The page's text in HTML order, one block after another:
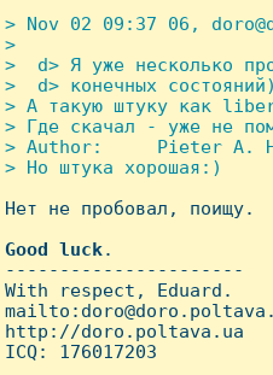
> Nov 02 09:37 06,
>
>  d> Я уже несколько
>  d> конечных
> А такую штуку как
> Где скачал - уже не
> Author:     Pieter A.
> Hо штука хорошая:)
Hет не пробовал, поищу.
Good luck.
----------------------
With respect, Eduard.
http://doro.poltava.ua
ICQ: 176017203